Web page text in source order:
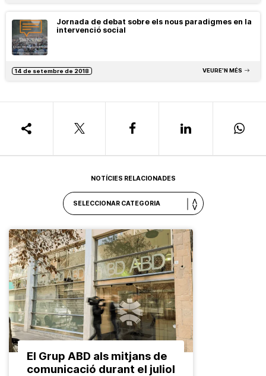
Jornada de debat sobre els nous paradigmes en la
intervenció social
14 de setembre de 2018 VEURE’N MÉS
NOTÍCIES RELACIONADES
El Grup ABD als mitjans de
comunicació durant el juliol